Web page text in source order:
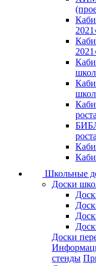
Школьные
Доски
Доски
стенды